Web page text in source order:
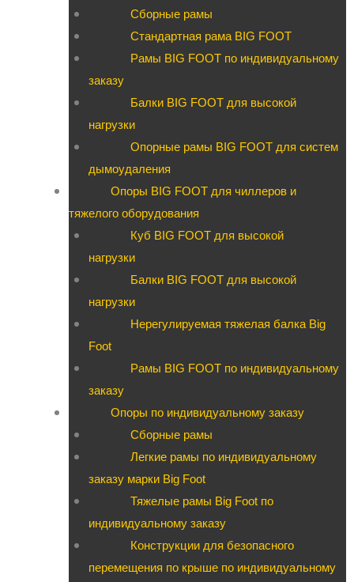
Сборные рамы
Стандартная рама BIG FOOT
Рамы BIG FOOT по индивидуальному
заказу
Балки BIG FOOT для высокой
нагрузки
Опорные рамы BIG FOOT для систем
дымоудаления
Опоры BIG FOOT для чиллеров и
тяжелого оборудования
Куб BIG FOOT для высокой
нагрузки
Балки BIG FOOT для высокой
нагрузки
Нерегулируемая тяжелая балка Big
Foot
Рамы BIG FOOT по индивидуальному
заказу
Опоры по индивидуальному заказу
Сборные рамы
Легкие рамы по индивидуальному
заказу марки Big Foot
Тяжелые рамы Big Foot по
индивидуальному заказу
Конструкции для безопасного
перемещения по крыше по индивидуальному